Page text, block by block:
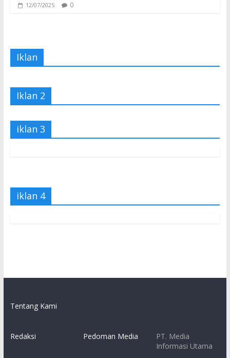
12/07/2025 0
Iklan
Iklan 2
iklan 3
iklan 4
Tentang Kami
Redaksi Pedoman Media
PT. Media
Informasi Utama